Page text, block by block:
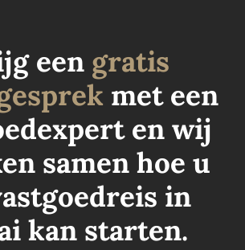
een gratis
met een
en wij
samen hoe u
in
kan starten.